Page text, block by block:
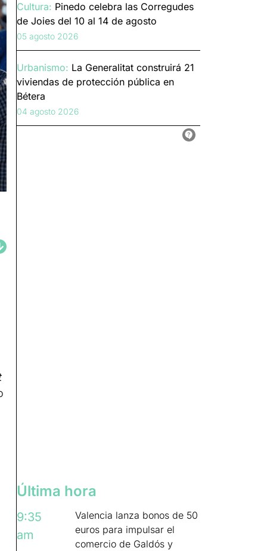
Cultura: Pinedo celebra las Corregudes
de Joies del 10 al 14 de agosto
05 agosto 2026
Urbanismo: La Generalitat construirá 21
viviendas de protección pública en
Bétera
04 agosto 2026
Última hora
9:35
am
Valencia lanza bonos de 50
euros para impulsar el
comercio de Galdós y